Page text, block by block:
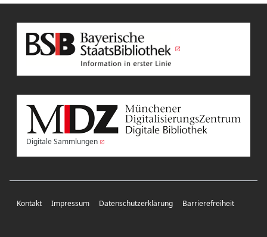
Digitale Sammlungen
Kontakt Impressum Datenschutzerklärung Barrierefreiheit